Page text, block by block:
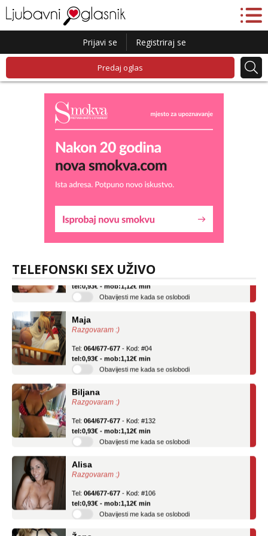
Prijavi se Registriraj se
Predaj oglas
TELEFONSKI SEX UŽIVO
Liliana
Tel: 064/677-677- Kod: #69
Obavijesti me kada se oslobodi
Maja
Razgovaram :)
Obavijesti me kada se oslobodi
Biljana
Razgovaram :)
Obavijesti me kada se oslobodi
Alisa
Razgovaram :)
Obavijesti me kada se oslobodi
Žana